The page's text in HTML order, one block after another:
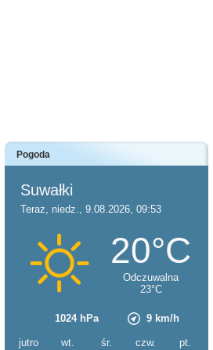
Pogoda